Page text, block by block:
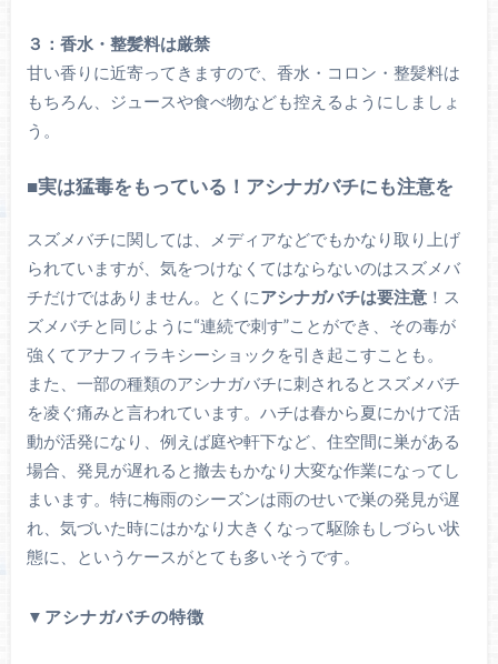
３：香水・整髪料は厳禁
甘い香りに近寄ってきますので、香水・コロン・整髪料は
もちろん、ジュースや食べ物なども控えるようにしましょ
う。
■実は猛毒をもっている！アシナガバチにも注意を
スズメバチに関しては、メディアなどでもかなり取り上げ
られていますが、気をつけなくてはならないのはスズメバ
チだけではありません。とくにアシナガバチは要注意！ス
ズメバチと同じように“連続で刺す”ことができ、その毒が
強くてアナフィラキシーショックを引き起こすことも。
また、一部の種類のアシナガバチに刺されるとスズメバチ
を凌ぐ痛みと言われています。ハチは春から夏にかけて活
動が活発になり、例えば庭や軒下など、住空間に巣がある
場合、発見が遅れると撤去もかなり大変な作業になってし
まいます。特に梅雨のシーズンは雨のせいで巣の発見が遅
れ、気づいた時にはかなり大きくなって駆除もしづらい状
態に、というケースがとても多いそうです。
▼アシナガバチの特徴